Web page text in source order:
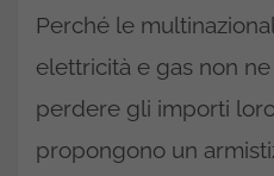
Perché le
elettricità e gas non
perdere gli importi
propongono un